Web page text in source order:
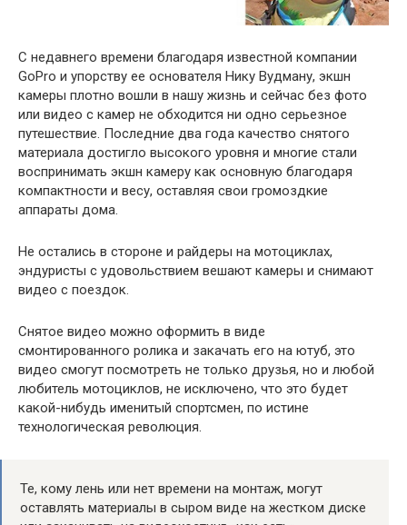
С недавнего времени благодаря известной компании
GoPro и упорству ее основателя Нику Вудману, экшн
камеры плотно вошли в нашу жизнь и сейчас без фото
или видео с камер не обходится ни одно серьезное
путешествие. Последние два года качество снятого
материала достигло высокого уровня и многие стали
воспринимать экшн камеру как основную благодаря
компактности и весу, оставляя свои громоздкие
аппараты дома.
Не остались в стороне и райдеры на мотоциклах,
эндуристы с удовольствием вешают камеры и снимают
видео с поездок.
Снятое видео можно оформить в виде
смонтированного ролика и закачать его на ютуб, это
видео смогут посмотреть не только друзья, но и любой
любитель мотоциклов, не исключено, что это будет
какой-нибудь именитый спортсмен, по истине
технологическая революция.
Те, кому лень или нет времени на монтаж, могут
оставлять материалы в сыром виде на жестком диске